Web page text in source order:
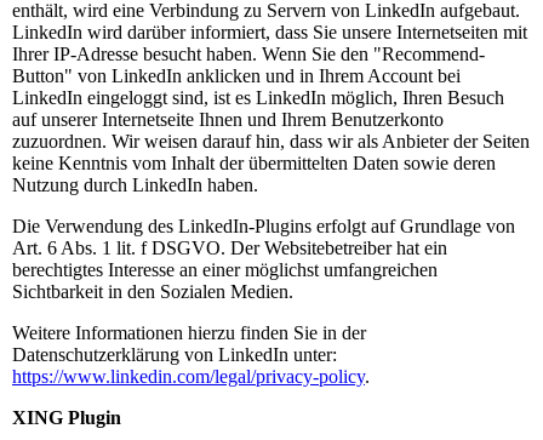
enthält, wird eine Verbindung zu Servern von LinkedIn aufgebaut.
LinkedIn wird darüber informiert, dass Sie unsere Internetseiten mit
Ihrer IP-Adresse besucht haben. Wenn Sie den "Recommend-
Button" von LinkedIn anklicken und in Ihrem Account bei
LinkedIn eingeloggt sind, ist es LinkedIn möglich, Ihren Besuch
auf unserer Internetseite Ihnen und Ihrem Benutzerkonto
zuzuordnen. Wir weisen darauf hin, dass wir als Anbieter der Seiten
keine Kenntnis vom Inhalt der übermittelten Daten sowie deren
Nutzung durch LinkedIn haben.
Die Verwendung des LinkedIn-Plugins erfolgt auf Grundlage von
Art. 6 Abs. 1 lit. f DSGVO. Der Websitebetreiber hat ein
berechtigtes Interesse an einer möglichst umfangreichen
Sichtbarkeit in den Sozialen Medien.
Weitere Informationen hierzu finden Sie in der
Datenschutzerklärung von LinkedIn unter:
https://www.linkedin.com/legal/privacy-policy.
XING Plugin